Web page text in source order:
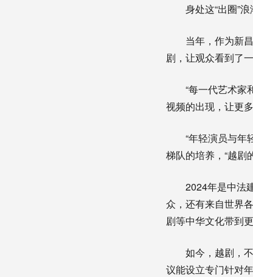
身处这“出圈”浪
当年，作为新昌
剧，让观众看到了
“每一代艺术家和
视频的出现，让更
“年轻演员与年轻
梯队的培养，“越剧
2024年是中法建
众，还有来自世界
剧等中华文化带到更
如今，越剧，不
议能设立专门针对